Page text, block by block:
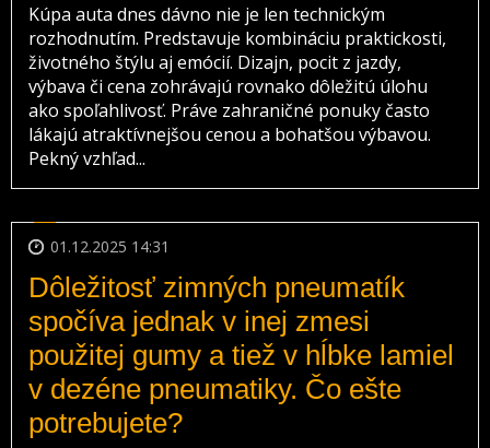
Kúpa auta dnes dávno nie je len technickým
rozhodnutím. Predstavuje kombináciu praktickosti,
životného štýlu aj emócií. Dizajn, pocit z jazdy,
výbava či cena zohrávajú rovnako dôležitú úlohu
ako spoľahlivosť. Práve zahraničné ponuky často
lákajú atraktívnejšou cenou a bohatšou výbavou.
Pekný vzhľad...
01.12.2025 14:31
Dôležitosť zimných pneumatík
spočíva jednak v inej zmesi
použitej gumy a tiež v hĺbke lamiel
v dezéne pneumatiky. Čo ešte
potrebujete?